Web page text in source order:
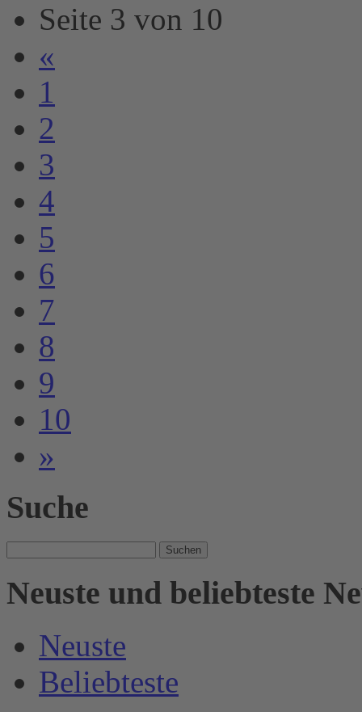
Seite 3 von 10
«
1
2
3
4
5
6
7
8
9
10
»
Suche
nach:
Neuste und beliebteste
Neuste
Beliebteste